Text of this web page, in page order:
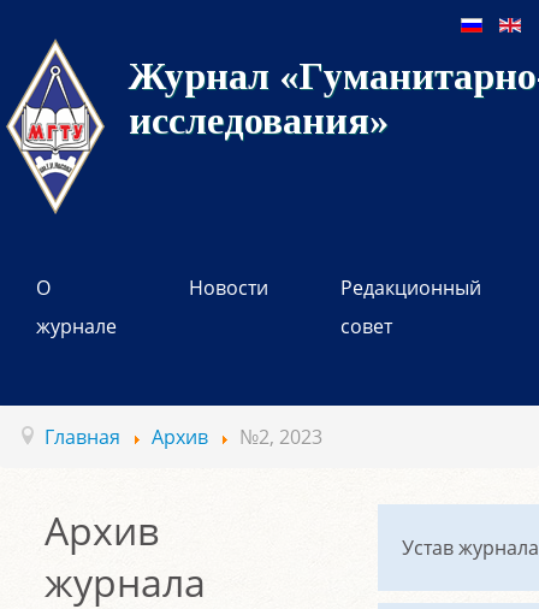
Журнал
исследования»
О
журнале
Новости
Редакционный
совет
Главная Архив №2, 2023
Архив
журнала
Устав журнала